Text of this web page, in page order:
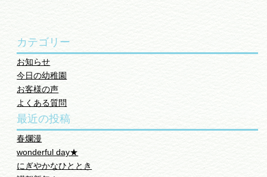
カテゴリー
お知らせ
今日の幼稚園
お客様の声
よくある質問
最近の投稿
春爛漫
wonderful day★
にぎやかなひととき